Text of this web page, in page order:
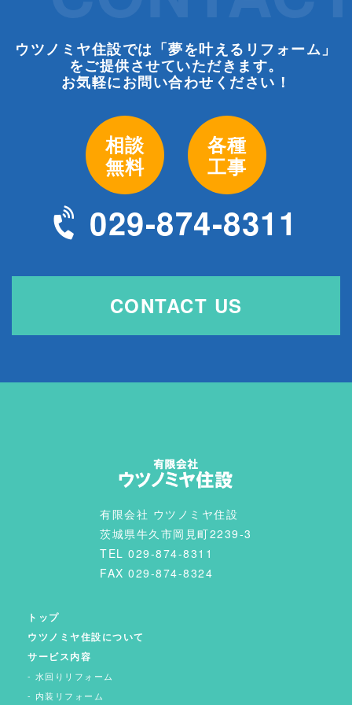
ウツノミヤ住設では「夢を叶えるリフォーム」
をご提供させていただきます。
お気軽にお問い合わせください！
相談
無料
各種
工事
029-874-8311
CONTACT US
有限会社 ウツノミヤ住設
茨城県牛久市岡見町2239-3
TEL 029-874-8311
FAX 029-874-8324
トップ
ウツノミヤ住設について
サービス内容
水回りリフォーム
内装リフォーム